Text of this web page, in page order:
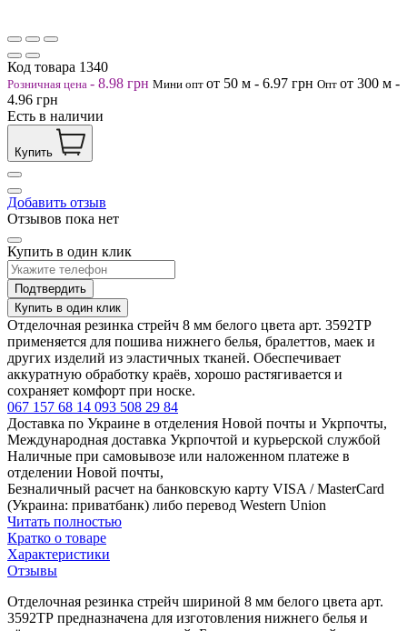
Код товара 1340
Розничная цена - 8.98 грн Мини опт от 50 м - 6.97 грн Опт от 300 м -
4.96 грн
Есть в наличии
Купить
Добавить отзыв
Отзывов пока нет
Купить в один клик
Подтвердить
Купить в один клик
Отделочная резинка стрейч 8 мм белого цвета арт. 3592ТР
применяется для пошива нижнего белья, бралеттов, маек и
других изделий из эластичных тканей. Обеспечивает
аккуратную обработку краёв, хорошо растягивается и
сохраняет комфорт при носке.
067 157 68 14 093 508 29 84
Доставка по Украине в отделения Новой почты и Укрпочты,
Международная доставка Укрпочтой и курьерской службой
Наличные при самовывозе или наложенном платеже в
отделении Новой почты,
Безналичный расчет на банковскую карту VISA / MasterCard
(Украина: приватбанк) либо перевод Western Union
Читать полностью
Кратко о товаре
Характеристики
Отзывы
Отделочная резинка стрейч шириной 8 мм белого цвета арт.
3592ТР предназначена для изготовления нижнего белья и